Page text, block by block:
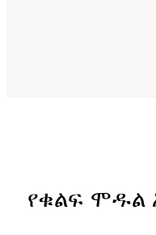
የቁልፍ ሞዱል